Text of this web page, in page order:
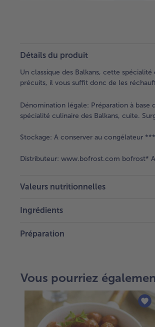
Détails du produit
Un classique des Balkans, cette
précuits, il vous suffit donc de les
Dénomination légale: Préparation à
spécialité culinaire des Balkans, cuite.
Stockage: A conserver au congélateur
Distributeur: www.bofrost.com bofrost*
Valeurs nutritionnelles
Ingrédients
Préparation
Vous pourriez